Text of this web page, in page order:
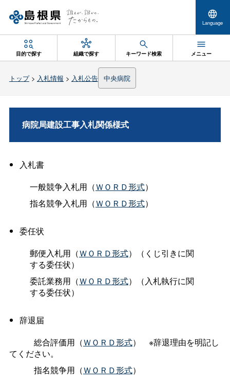
Language
目的で探す 組織で探す キーワード検索 メニュー
トップ> 入札情報 > 入札公告 中央病院
病院局建設工事入札関係様式
入札書
一般競争入札用（ＷＯＲＤ形式）
指名競争入札用（ＷＯＲＤ形式）
委任状
郵便入札用（ＷＯＲＤ形式）（くじ引きに関
する委任状）
委託業務用（ＷＯＲＤ形式）（入札執行に関
する委任状）
辞退届
総合評価用（ＷＯＲＤ形式） ※辞退理由を明記し
てください。
指名競争用（ＷＯＲＤ形式）